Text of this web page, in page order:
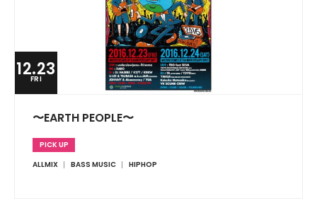
12.23
FRI
〜EARTH PEOPLE〜
PICK UP
ALLMIX
BASS MUSIC HIPHOP